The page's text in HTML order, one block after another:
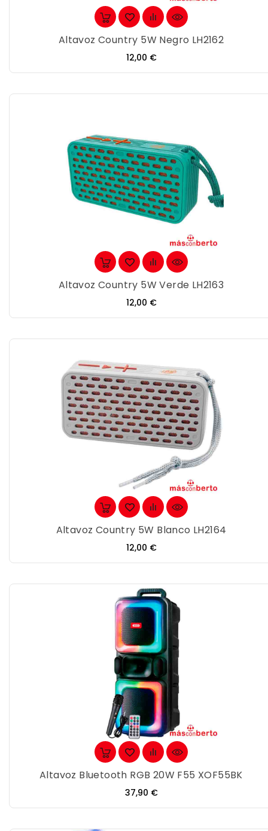
Altavoz Country 5W Negro LH2162
Precio
12,00 €
Altavoz Country 5W Verde LH2163
Precio
12,00 €
Altavoz Country 5W Blanco LH2164
Precio
12,00 €
Altavoz Bluetooth RGB 20W F55 XOF55BK
Precio
37,90 €